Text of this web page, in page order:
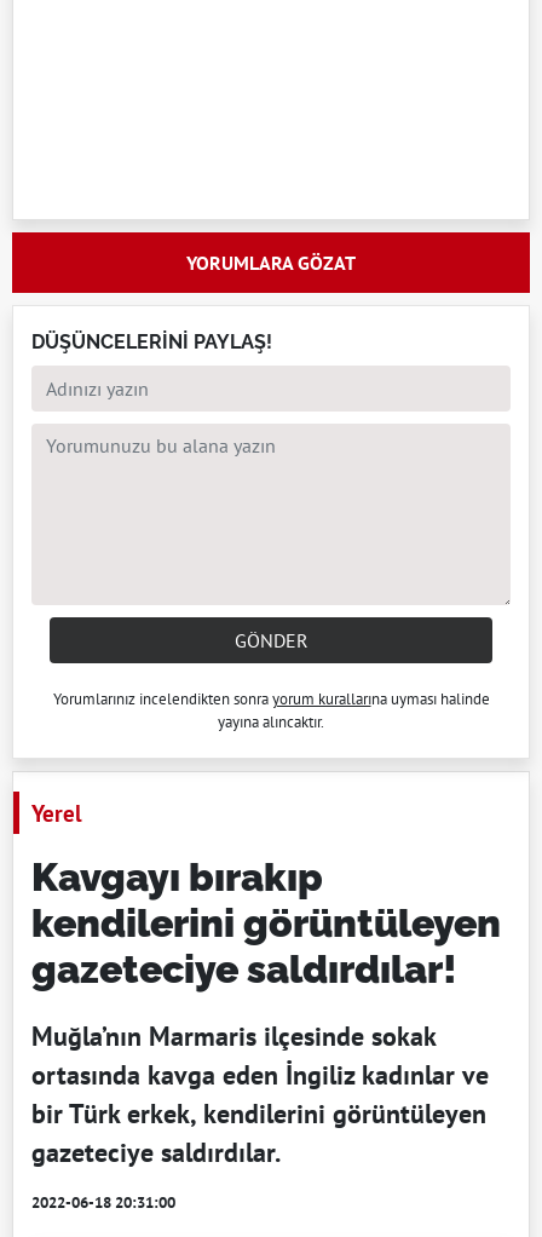
YORUMLARA GÖZAT
DÜŞÜNCELERİNİ PAYLAŞ!
GÖNDER
Yorumlarınız incelendikten sonrayorum kurallarına uyması halinde
yayına alıncaktır.
Yerel
Kavgayı bırakıp
kendilerini görüntüleyen
gazeteciye saldırdılar!
Muğla’nın Marmaris ilçesinde sokak
ortasında kavga eden İngiliz kadınlar ve
bir Türk erkek, kendilerini görüntüleyen
gazeteciye saldırdılar.
2022-06-18 20:31:00